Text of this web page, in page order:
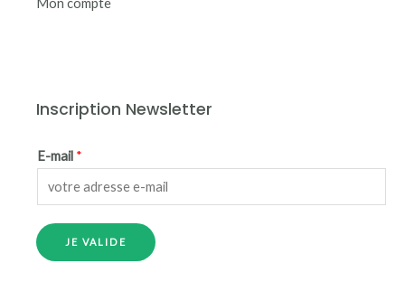
Inscription Newsletter
E-mail *
JE VALIDE